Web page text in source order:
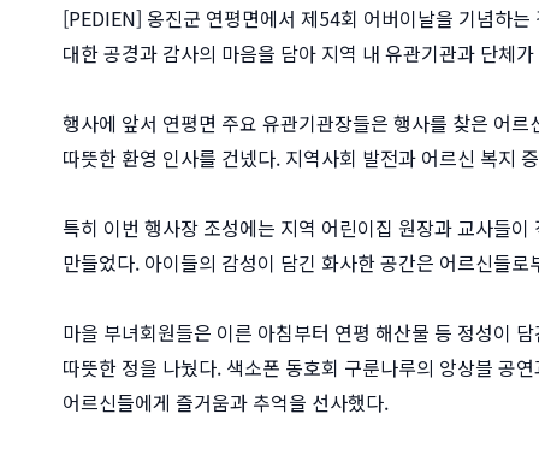
[PEDIEN] 옹진군 연평면에서 제54회 어버이날을 기념하
대한 공경과 감사의 마음을 담아 지역 내 유관기관과 단체
행사에 앞서 연평면 주요 유관기관장들은 행사를 찾은 어
따뜻한 환영 인사를 건넸다. 지역사회 발전과 어르신 복지
특히 이번 행사장 조성에는 지역 어린이집 원장과 교사들
만들었다. 아이들의 감성이 담긴 화사한 공간은 어르신들
마을 부녀회원들은 이른 아침부터 연평 해산물 등 정성이
따뜻한 정을 나눴다. 색소폰 동호회 구룬나루의 앙상블 공
어르신들에게 즐거움과 추억을 선사했다.